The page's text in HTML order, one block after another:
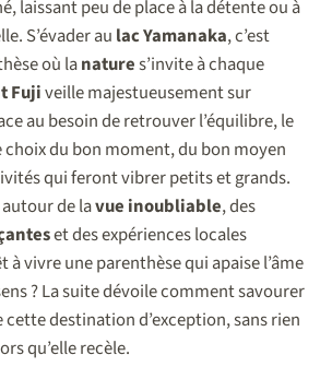
laissant peu de place à la détente ou à
S’évader au lac Yamanaka, c’est
où lanatures’invite à chaque
Fujiveille majestueusement sur
au besoin de retrouver l’équilibre, le
choix du bon moment, du bon moyen
qui feront vibrer petits et grands.
de lavue inoubliable, des
et des expériences locales
à vivre une parenthèse qui apaise l’âme
? La suite dévoile comment savourer
destination d’exception, sans rien
qu’elle recèle.